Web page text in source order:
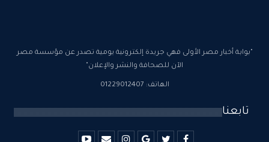
"بوابة أخبار مصر الأولى فهي جريدة إلكترونية يومية تصدر عن مؤسسة مصر
الآن للصحافة والنشر والإعلان"
الهاتف: 01229012407
تابعنا